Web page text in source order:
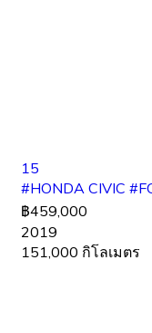
15
#HONDA CIVIC
฿459,000
2019
151,000 กิโลเมตร